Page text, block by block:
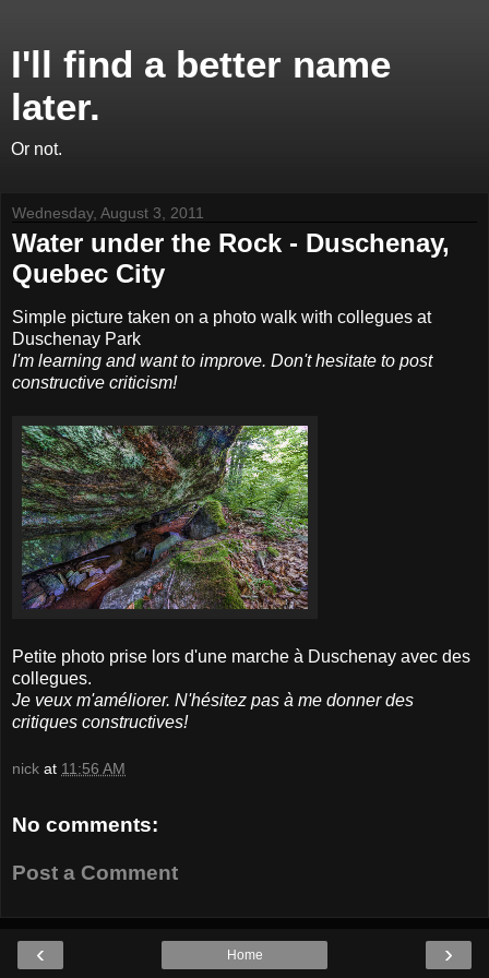
I'll find a better name
later.
Or not.
Wednesday, August 3, 2011
Water under the Rock - Duschenay,
Quebec City
Simple picture taken on a photo walk with collegues at
Duschenay Park
I'm learning and want to improve. Don't hesitate to post
constructive criticism!
Petite photo prise lors d'une marche à Duschenay avec des
collegues.
Je veux m'améliorer. N'hésitez pas à me donner des
critiques constructives!
nick at 11:56 AM
No comments:
Post a Comment
‹ ›
Home